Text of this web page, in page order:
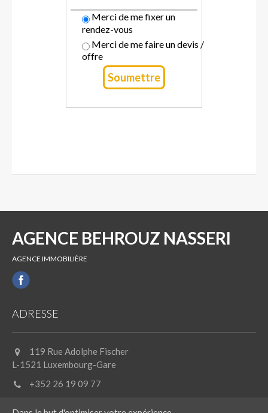
Merci de me fixer un
rendez-vous
Merci de me faire un devis /
offre
AGENCE BEHROUZ NASSERI
AGENCE IMMOBILIÈRE
ADRESSE
119 Rue Adolphe Fischer
L-1521 Luxembourg-Gare
+352 26 19 09 77